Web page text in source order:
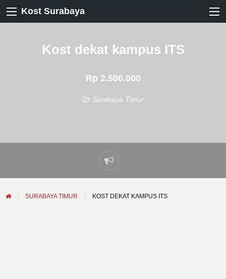
Kost Surabaya
Kost dekat kampus ITS
Rp 2.500.000
Surabaya Timur
Laporkan
masalah
SURABAYA TIMUR KOST DEKAT KAMPUS ITS